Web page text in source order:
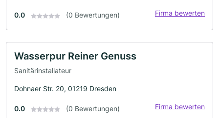
0.0 (0 Bewertungen) Firma bewerten
Wasserpur Reiner Genuss
Sanitärinstallateur
Dohnaer Str. 20, 01219 Dresden
0.0 (0 Bewertungen) Firma bewerten